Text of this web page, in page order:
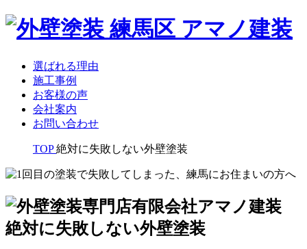
選ばれる理由
施工事例
お客様の声
会社案内
お問い合わせ
TOP 絶対に失敗しない外壁塗装